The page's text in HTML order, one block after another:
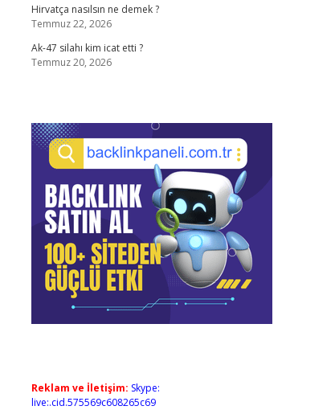
Hirvatça nasılsın ne demek ?
Temmuz 22, 2026
Ak-47 silahı kim icat etti ?
Temmuz 20, 2026
Reklam ve İletişim: Skype:
live:.cid.575569c608265c69